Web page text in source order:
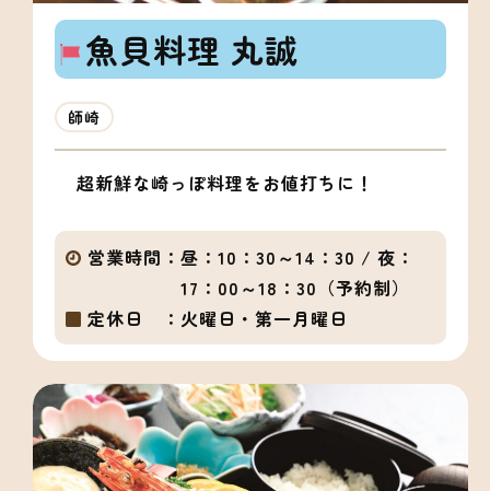
魚貝料理 丸誠
師崎
超新鮮な崎っぽ料理をお値打ちに！
営業時間： 昼：10：30～14：30 / 夜：
17：00～18：30（予約制）
定休日 ： 火曜日・第一月曜日